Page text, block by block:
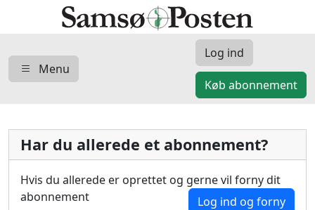
Menu
Log ind
Køb abonnement
Har du allerede et abonnement?
Hvis du allerede er oprettet og gerne vil forny dit
abonnement
Log ind og forny